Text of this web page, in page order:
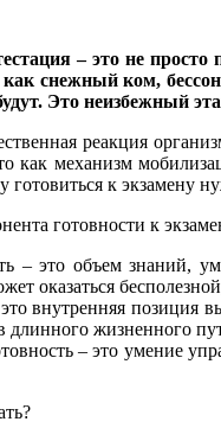
– это не
как снежный ком,
Это неизбежный
реакция
как механизм
готовиться к экзамену
готовности к
– это объем знаний,
оказаться
внутренняя позиция
длинного жизненного
– это умение